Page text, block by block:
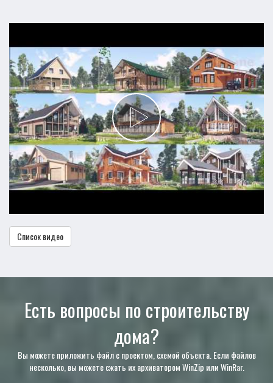
Список видео
Есть вопросы по строительству
дома?
Вы можете приложить файл с проектом, схемой объекта. Если файлов
несколько, вы можете сжать их архиватором WinZip или WinRar.